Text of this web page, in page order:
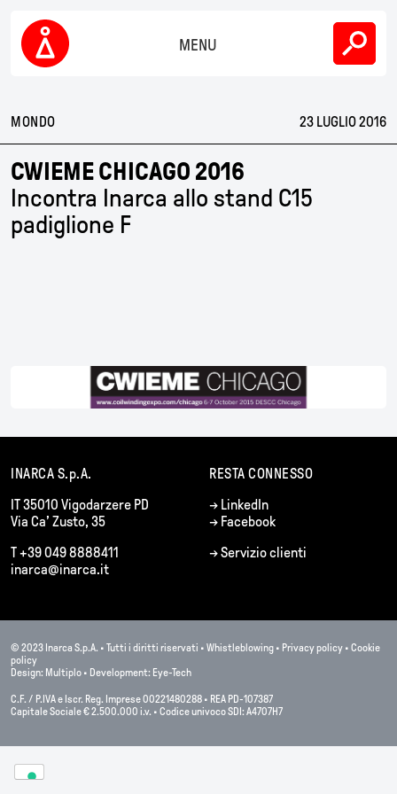
content
MENU
CONTATTI
MONDO 23 LUGLIO 2016
CWIEME CHICAGO 2016
Incontra Inarca allo stand C15
padiglione F
INARCA S.p.A.
IT 35010 Vigodarzere PD
Via Ca’ Zusto, 35
T +39 049 8888411
inarca@inarca.it
RESTA CONNESSO
→ LinkedIn
→ Facebook
→Servizio clienti
© 2023 Inarca S.p.A. • Tutti i diritti riservati • Whistleblowing • Privacy policy • Cookie
policy
Design: Multiplo • Development: Eye-Tech
C.F. / P.IVA e Iscr. Reg. Imprese 00221480288 • REA PD-107387
Capitale Sociale € 2.500.000 i.v. • Codice univoco SDI: A4707H7